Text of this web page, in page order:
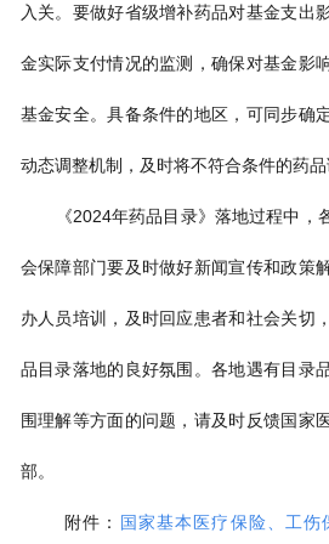
入关。要做好省级增补药品对基金支出
金实际支付情况的监测，确保对基金影
基金安全。具备条件的地区，可同步确
动态调整机制，及时将不符合条件的药品
《2024年药品目录》落地过程中，
会保障部门要及时做好新闻宣传和政策
办人员培训，及时回应患者和社会关切
品目录落地的良好氛围。各地遇有目录
围理解等方面的问题，请及时反馈国家
部。
附件： 国家基本医疗保险、工